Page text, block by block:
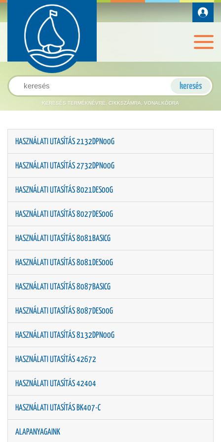
KERESÉS TERMÉKNÉVRE, CIKKSZÁMRA, VONALKÓDRA
HASZNÁLATI UTASÍTÁS 2132DPN00G
HASZNÁLATI UTASÍTÁS 2732DPN00G
HASZNÁLATI UTASÍTÁS 8021DES00G
HASZNÁLATI UTASÍTÁS 8027DES00G
HASZNÁLATI UTASÍTÁS 8081BASICG
HASZNÁLATI UTASÍTÁS 8081DES00G
HASZNÁLATI UTASÍTÁS 8087BASICG
HASZNÁLATI UTASÍTÁS 8087DES00G
HASZNÁLATI UTASÍTÁS 8132DPN00G
HASZNÁLATI UTASÍTÁS 42672
HASZNÁLATI UTASÍTÁS 42404
HASZNÁLATI UTASÍTÁS BK407-C
ALAPANYAGAINK